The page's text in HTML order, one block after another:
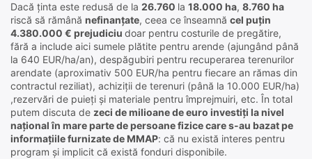
Dacă ținta este redusă de la 26.760 la 18.000 ha, 8.760 ha
riscă să rămână nefinanțate, ceea ce înseamnă cel puțin
4.380.000 € prejudiciu doar pentru costurile de pregătire,
fără a include aici sumele plătite pentru arende (ajungând până
la 640 EUR/ha/an), despăgubiri pentru recuperarea terenurilor
arendate (aproximativ 500 EUR/ha pentru fiecare an rămas din
contractul reziliat), achiziții de terenuri (până la 10.000 EUR/ha)
,rezervări de puieți și materiale pentru împrejmuiri, etc. În total
putem discuta de zeci de milioane de euro investiți la nivel
național în mare parte de persoane fizice care s-au bazat pe
informațiile furnizate de MMAP: că nu există interes pentru
program și implicit că există fonduri disponibile.